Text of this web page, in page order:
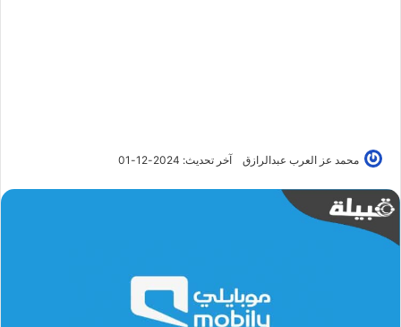
محمد عز العرب عبدالرازق آخر تحديث: 2024-12-01